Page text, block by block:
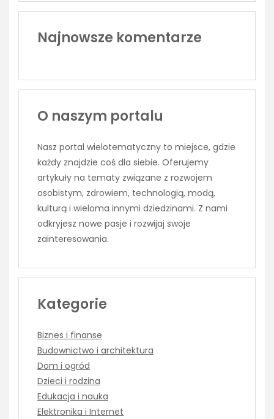
Najnowsze komentarze
O naszym portalu
Nasz portal wielotematyczny to miejsce, gdzie
każdy znajdzie coś dla siebie. Oferujemy
artykuły na tematy związane z rozwojem
osobistym, zdrowiem, technologią, modą,
kulturą i wieloma innymi dziedzinami. Z nami
odkryjesz nowe pasje i rozwijaj swoje
zainteresowania.
Kategorie
Biznes i finanse
Budownictwo i architektura
Dom i ogród
Dzieci i rodzina
Edukacja i nauka
Elektronika i Internet